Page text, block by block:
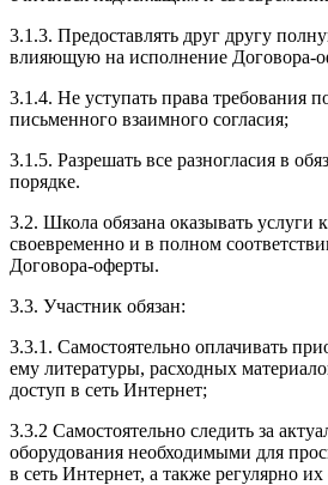
3.1.3. Предоставлять друг другу
влияющую на исполнение Договора-
3.1.4. Не уступать права требования
письменного взаимного согласия;
3.1.5. Разрешать все разногласия в
порядке.
3.2. Школа обязана оказывать услуги
своевременно и в полном
Договора-оферты.
3.3. Участник обязан:
3.3.1. Cамостоятельно оплачивать
ему литературы, расходных
доступ в сеть Интернет;
3.3.2 Самостоятельно следить за
оборудования необходимыми для
в сеть Интернет, а также регулярно их